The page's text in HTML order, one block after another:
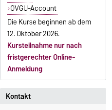
OVGU-Account
Die Kurse beginnen ab dem
12. Oktober 2026.
Kursteilnahme nur nach
fristgerechter Online-
Anmeldung
Kontakt